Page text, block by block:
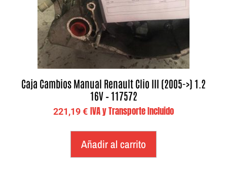
Caja Cambios Manual Renault Clio III (2005->) 1.2
16V – 117572
221,19€ IVA y Transporte Incluido
Añadir al carrito